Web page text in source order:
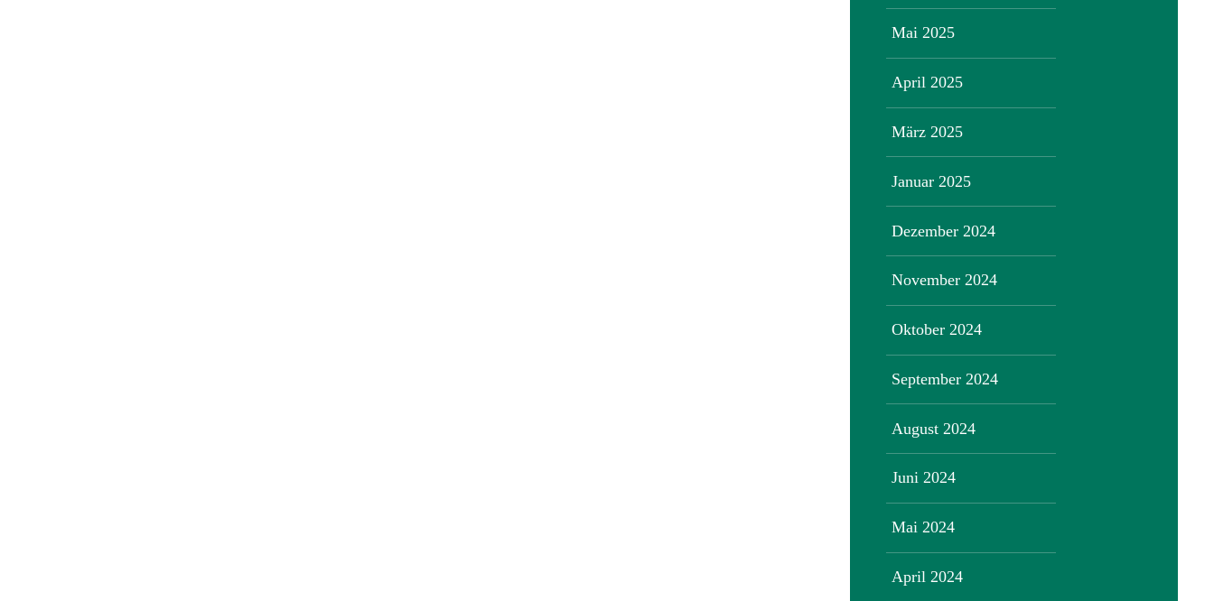
Mai 2025
April 2025
März 2025
Januar 2025
Dezember 2024
November 2024
Oktober 2024
September 2024
August 2024
Juni 2024
Mai 2024
April 2024